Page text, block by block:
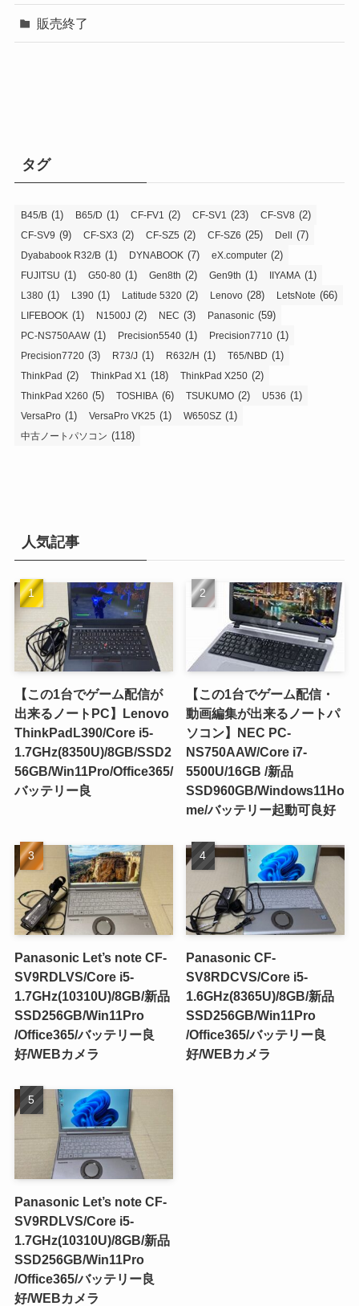
販売終了
タグ
B45/B (1) B65/D (1) CF-FV1 (2) CF-SV1 (23) CF-SV8 (2)
CF-SV9 (9) CF-SX3 (2) CF-SZ5 (2) CF-SZ6 (25) Dell (7)
Dyababook R32/B (1) DYNABOOK (7) eX.computer (2)
FUJITSU (1) G50-80 (1) Gen8th (2) Gen9th (1) IIYAMA (1)
L380 (1) L390 (1) Latitude 5320 (2) Lenovo (28) LetsNote (66)
LIFEBOOK (1) N1500J (2) NEC (3) Panasonic (59)
PC-NS750AAW(1) Precision5540 (1) Precision7710 (1)
Precision7720 (3) R73/J (1) R632/H (1) T65/NBD (1)
ThinkPad (2) ThinkPad X1 (18) ThinkPad X250 (2)
ThinkPad X260 (5) TOSHIBA (6) TSUKUMO (2) U536 (1)
VersaPro (1) VersaPro VK25 (1) W650SZ (1)
中古ノートパソコン (118)
人気記事
【この1台でゲーム配信が
出来るノートPC】Lenovo
ThinkPadL390/Core i5-
1.7GHz(8350U)/8GB/SSD2
56GB/Win11Pro/Office365/
バッテリー良
【この1台でゲーム配信・
動画編集が出来るノートパ
ソコン】NEC PC-
NS750AAW/Core i7-
5500U/16GB /新品
SSD960GB/Windows11Ho
me/バッテリー起動可良好
Panasonic Let’s note CF-
SV9RDLVS/Core i5-
1.7GHz(10310U)/8GB/新品
SSD256GB/Win11Pro
/Office365/バッテリー良
好/WEBカメラ
Panasonic CF-
SV8RDCVS/Core i5-
1.6GHz(8365U)/8GB/新品
SSD256GB/Win11Pro
/Office365/バッテリー良
好/WEBカメラ
Panasonic Let’s note CF-
SV9RDLVS/Core i5-
1.7GHz(10310U)/8GB/新品
SSD256GB/Win11Pro
/Office365/バッテリー良
好/WEBカメラ